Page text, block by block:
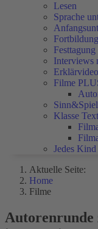
Lesen
Sprache
Fortbildung
Interviews
Filme
Sinn&Spiel
Klasse
Jedes
Aktuelle Seite:
Home
Filme